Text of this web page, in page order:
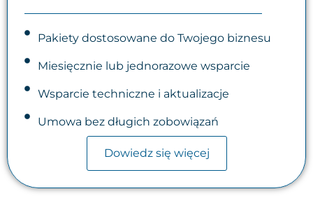
Pakiety dostosowane do Twojego biznesu
Miesięcznie lub jednorazowe wsparcie
Wsparcie techniczne i aktualizacje
Umowa bez długich zobowiązań
Dowiedz się więcej